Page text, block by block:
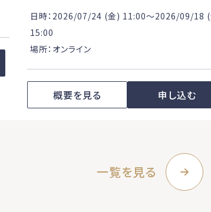
日時：2026/07/24 (金) 11:00〜2026/09/18
15:00
場所：オンライン
概要を見る 申し込む
一覧を見る